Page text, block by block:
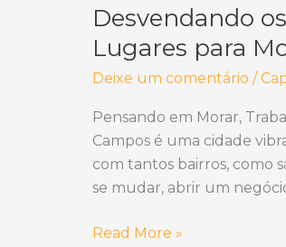
Desvendando
Lugares para
Deixe um comentário /
Pensando em Morar,
Campos é uma cidade
com tantos bairros, como
se mudar, abrir um
Desvendando
Read More »